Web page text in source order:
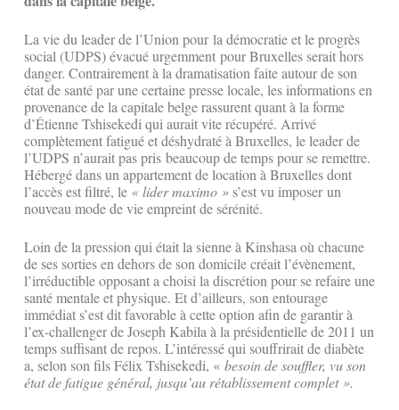
La vie du leader de l’Union pour la démocratie et le progrès
social (UDPS) évacué urgemment pour Bruxelles serait hors
danger. Contrairement à la dramatisation faite autour de son
état de santé par une certaine presse locale, les informations en
provenance de la capitale belge rassurent quant à la forme
d’Étienne Tshisekedi qui aurait vite récupéré. Arrivé
complètement fatigué et déshydraté à Bruxelles, le leader de
l’UDPS n’aurait pas pris beaucoup de temps pour se remettre.
Hébergé dans un appartement de location à Bruxelles dont
l’accès est filtré, le « lider maximo » s’est vu imposer un
nouveau mode de vie empreint de sérénité.
Loin de la pression qui était la sienne à Kinshasa où chacune
de ses sorties en dehors de son domicile créait l’évènement,
l’irréductible opposant a choisi la discrétion pour se refaire une
santé mentale et physique. Et d’ailleurs, son entourage
immédiat s’est dit favorable à cette option afin de garantir à
l’ex-challenger de Joseph Kabila à la présidentielle de 2011 un
temps suffisant de repos. L’intéressé qui souffrirait de diabète
a, selon son fils Félix Tshisekedi, « besoin de souffler, vu son
état de fatigue général, jusqu’au rétablissement complet ».